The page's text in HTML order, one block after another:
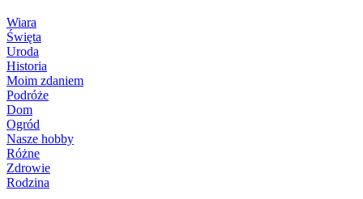
Wiara
Święta
Uroda
Historia
Moim zdaniem
Podróże
Dom
Ogród
Nasze hobby
Różne
Zdrowie
Rodzina